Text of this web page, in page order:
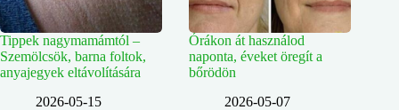
Tippek nagymamámtól –
Szemölcsök, barna foltok,
anyajegyek eltávolítására
2026-05-15
Órákon át használod
naponta, éveket öregít a
bőrödön
2026-05-07